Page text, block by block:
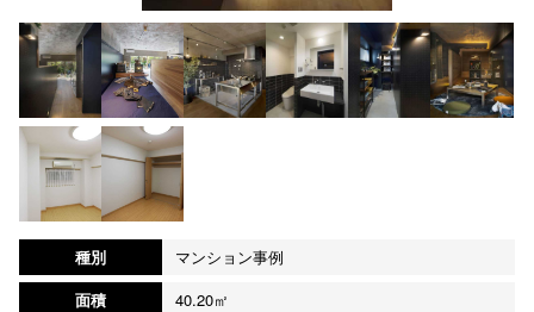
種別
マンション事例
面積
40.20㎡